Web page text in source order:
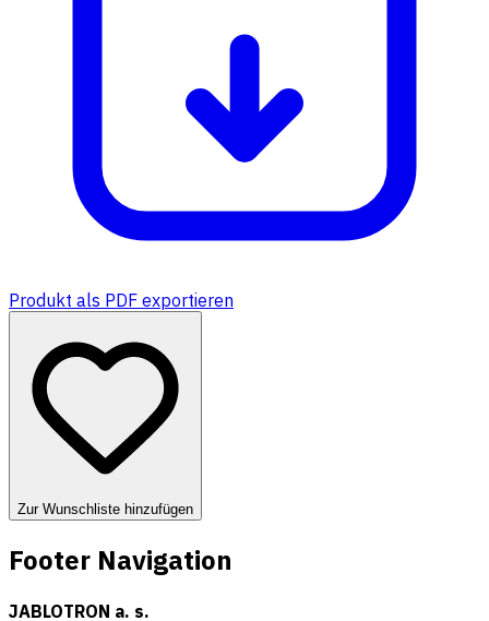
Produkt als PDF exportieren
Zur Wunschliste hinzufügen
Footer Navigation
JABLOTRON a. s.